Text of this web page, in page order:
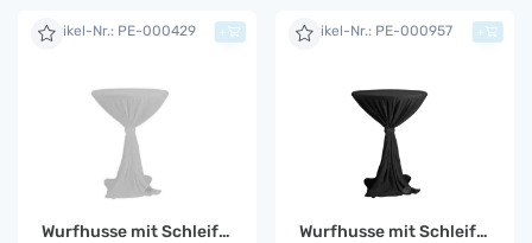
Artikel-Nr.: PE-000429
Wurfhusse mit Schleife weiß
+ Artikel-Nr.: PE-000957
Wurfhusse mit Schleife schwarz
+